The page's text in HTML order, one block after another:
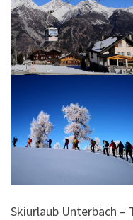
Skiurlaub Unterbäch